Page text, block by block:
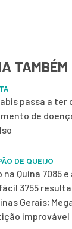
TAMBÉM
passa a
de
DE QUEIJO
na Quina 7085
3755
Gerais;
improvável